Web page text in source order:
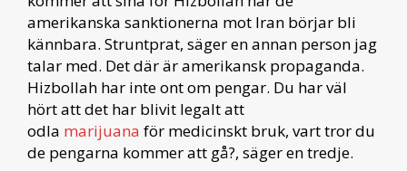
amerikanska sanktionerna mot Iran börjar bli
kännbara. Struntprat, säger en annan person jag
talar med. Det där är amerikansk propaganda.
Hizbollah har inte ont om pengar. Du har väl
hört att det har blivit legalt att
odla marijuana för medicinskt bruk, vart tror du
de pengarna kommer att gå?, säger en tredje.